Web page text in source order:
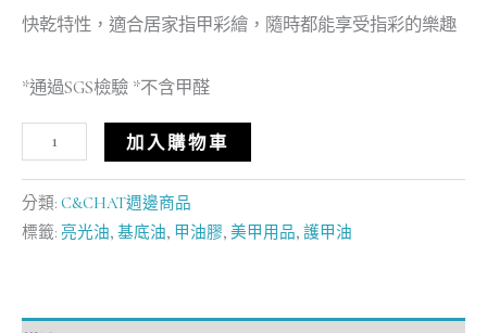
快乾特性，適合居家指甲彩繪，隨時都能享受指彩的樂趣
*通過SGS檢驗 *不含甲醛
加入購物車
分類: C&CHAT週邊商品
標籤: 亮光油, 基底油, 甲油膠, 美甲用品, 護甲油